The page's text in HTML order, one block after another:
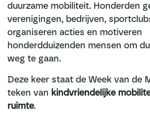
duurzame mobiliteit. Honderden
verenigingen, bedrijven,
organiseren acties en motiveren
honderdduizenden mensen om
weg te gaan.
Deze keer staat de Week van de
teken van kindvriendelijke
ruimte.